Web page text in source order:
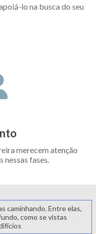
lo na busca do seu
merecem atenção
nessas fases.